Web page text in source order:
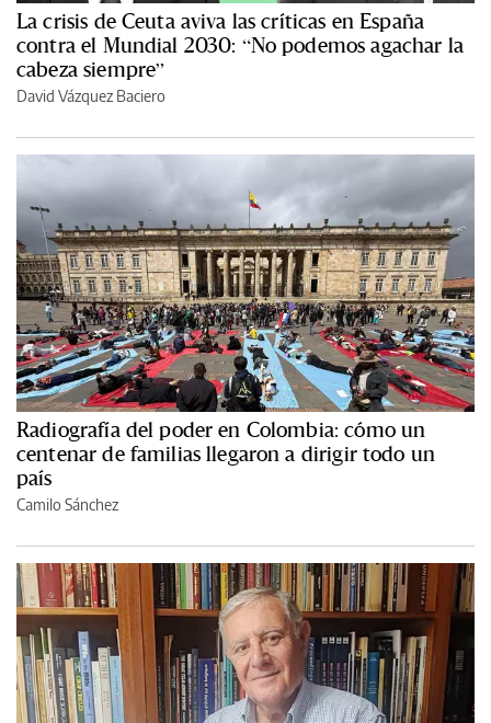
La crisis de Ceuta aviva las críticas en España
contra el Mundial 2030: “No podemos agachar la
cabeza siempre”
David Vázquez Baciero
Radiografía del poder en Colombia: cómo un
centenar de familias llegaron a dirigir todo un
país
Camilo Sánchez